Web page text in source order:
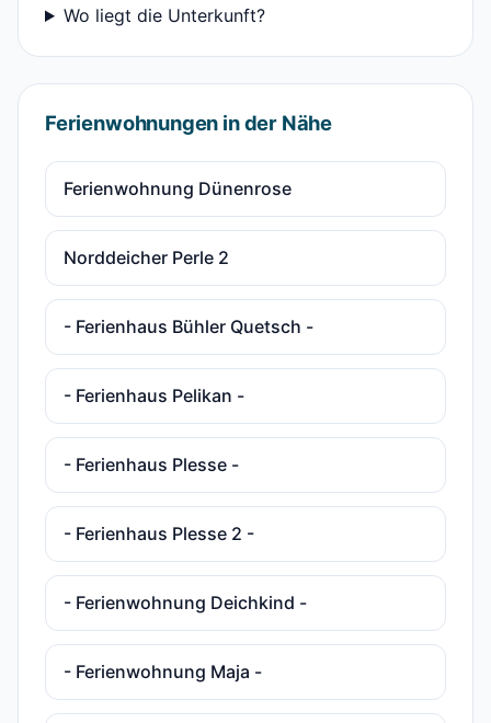
Wo liegt die Unterkunft?
Ferienwohnungen in der Nähe
Ferienwohnung Dünenrose
Norddeicher Perle 2
- Ferienhaus Bühler Quetsch -
- Ferienhaus Pelikan -
- Ferienhaus Plesse -
- Ferienhaus Plesse 2 -
- Ferienwohnung Deichkind -
- Ferienwohnung Maja -